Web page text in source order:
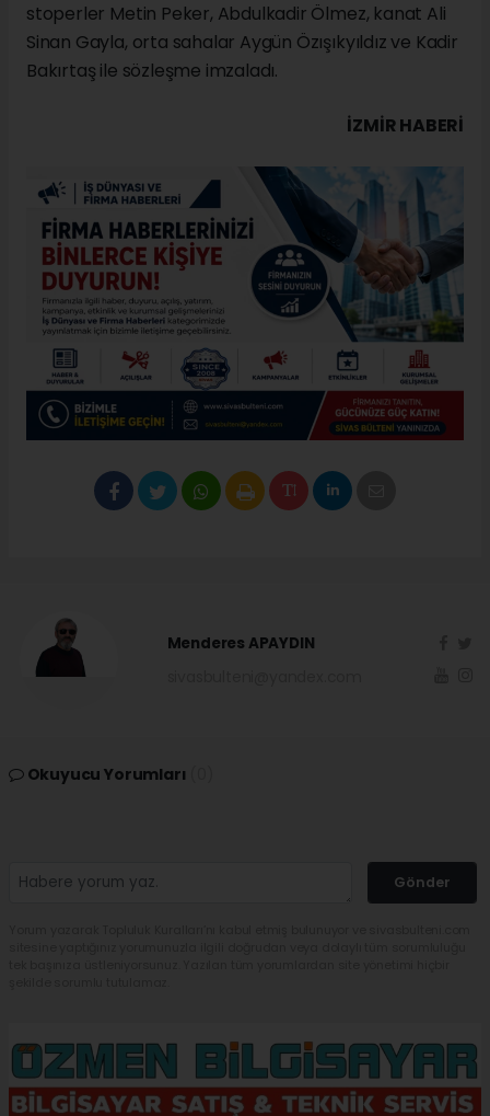
stoperler Metin Peker, Abdulkadir Ölmez, kanat Ali
Sinan Gayla, orta sahalar Aygün Özışıkyıldız ve Kadir
Bakırtaş ile sözleşme imzaladı.
İZMIR HABERİ
Menderes APAYDIN
Okuyucu Yorumları
Gönder